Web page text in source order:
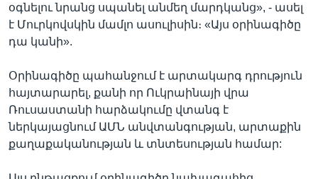
օգնելու նրանց սպանել անմեղ մարդկանց», - ասել
է Մուրկովսկին մամլո ասուլիսին։ «Այս օրինագիծը
դա կանի».
Օրինագիծը պահանջում է արտակարգ դրություն
հայտարարել, քանի որ Ուկրաինայի վրա
Ռուսաստանի հարձակումը վտանգ է
ներկայացնում ԱՄՆ անվտանգության, արտաքին
քաղաքականության և տնտեսության համար: